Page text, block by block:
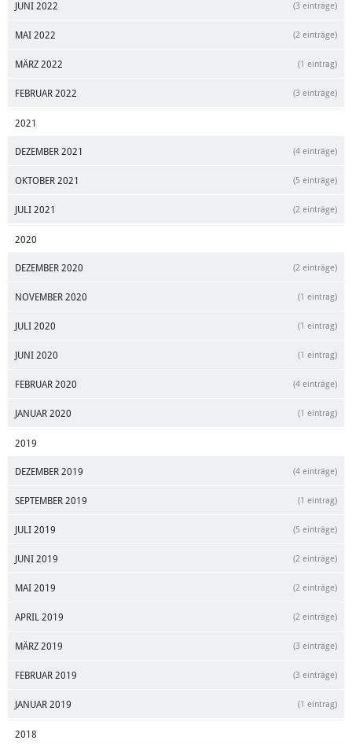
JUNI 2022 (3 einträge)
MAI 2022 (2 einträge)
MÄRZ 2022 (1 eintrag)
FEBRUAR 2022 (3 einträge)
2021
DEZEMBER 2021 (4 einträge)
OKTOBER 2021 (5 einträge)
JULI 2021 (2 einträge)
2020
DEZEMBER 2020 (2 einträge)
NOVEMBER 2020 (1 eintrag)
JULI 2020 (1 eintrag)
JUNI 2020 (1 eintrag)
FEBRUAR 2020 (4 einträge)
JANUAR 2020 (1 eintrag)
2019
DEZEMBER 2019 (4 einträge)
SEPTEMBER 2019 (1 eintrag)
JULI 2019 (5 einträge)
JUNI 2019 (2 einträge)
MAI 2019 (2 einträge)
APRIL 2019 (2 einträge)
MÄRZ 2019 (3 einträge)
FEBRUAR 2019 (3 einträge)
JANUAR 2019 (1 eintrag)
2018